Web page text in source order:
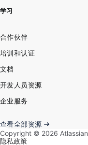
学习
合作伙伴
培训和认证
文档
开发人员资源
企业服务
查看全部资源
Copyright © 2026 Atlassian
隐私政策